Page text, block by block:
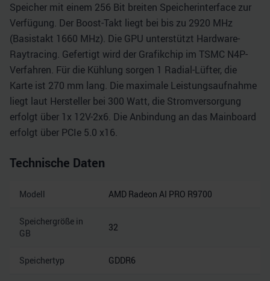
Speicher mit einem 256 Bit breiten Speicherinterface zur
Verfügung. Der Boost-Takt liegt bei bis zu 2920 MHz
(Basistakt 1660 MHz). Die GPU unterstützt Hardware-
Raytracing. Gefertigt wird der Grafikchip im TSMC N4P-
Verfahren. Für die Kühlung sorgen 1 Radial-Lüfter, die
Karte ist 270 mm lang. Die maximale Leistungsaufnahme
liegt laut Hersteller bei 300 Watt, die Stromversorgung
erfolgt über 1x 12V-2x6. Die Anbindung an das Mainboard
erfolgt über PCIe 5.0 x16.
Technische Daten
Modell AMD Radeon AI PRO R9700
Speichergröße in
GB
32
Speichertyp GDDR6